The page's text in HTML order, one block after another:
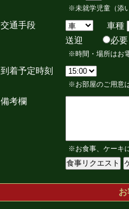
※未就学児童（添
交通手段
車種
送迎
※時間・場所はお
到着予定時刻
※お部屋のご用意
備考欄
※お食事、ケーキ